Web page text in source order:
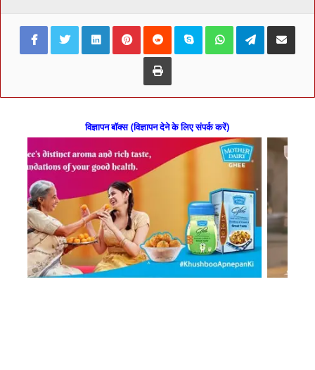
FacebookTwitterLinkedInPinterestReddit Skype WhatsAppTelegramShare via
Print
विज्ञापन बॉक्स (विज्ञापन देने के लिए संपर्क करें)